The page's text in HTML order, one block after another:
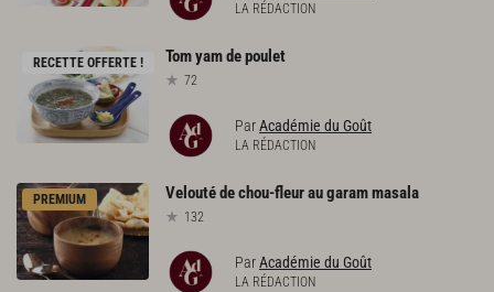
LA RÉDACTION
RECETTE OFFERTE ! Tomyamdepoulet
72
ParAcadémie du Goût
LA RÉDACTION
PREMIUM Veloutédechou-fleuraugarammasala
132
ParAcadémie du Goût
LA RÉDACTION